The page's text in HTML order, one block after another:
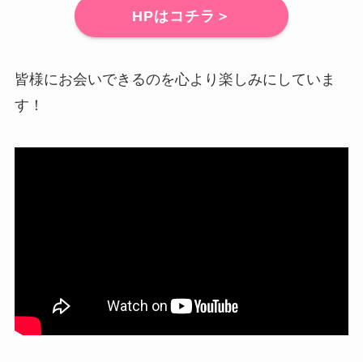
HPはコチラ＞
皆様にお会いできるのを心より楽しみにしていま
す！